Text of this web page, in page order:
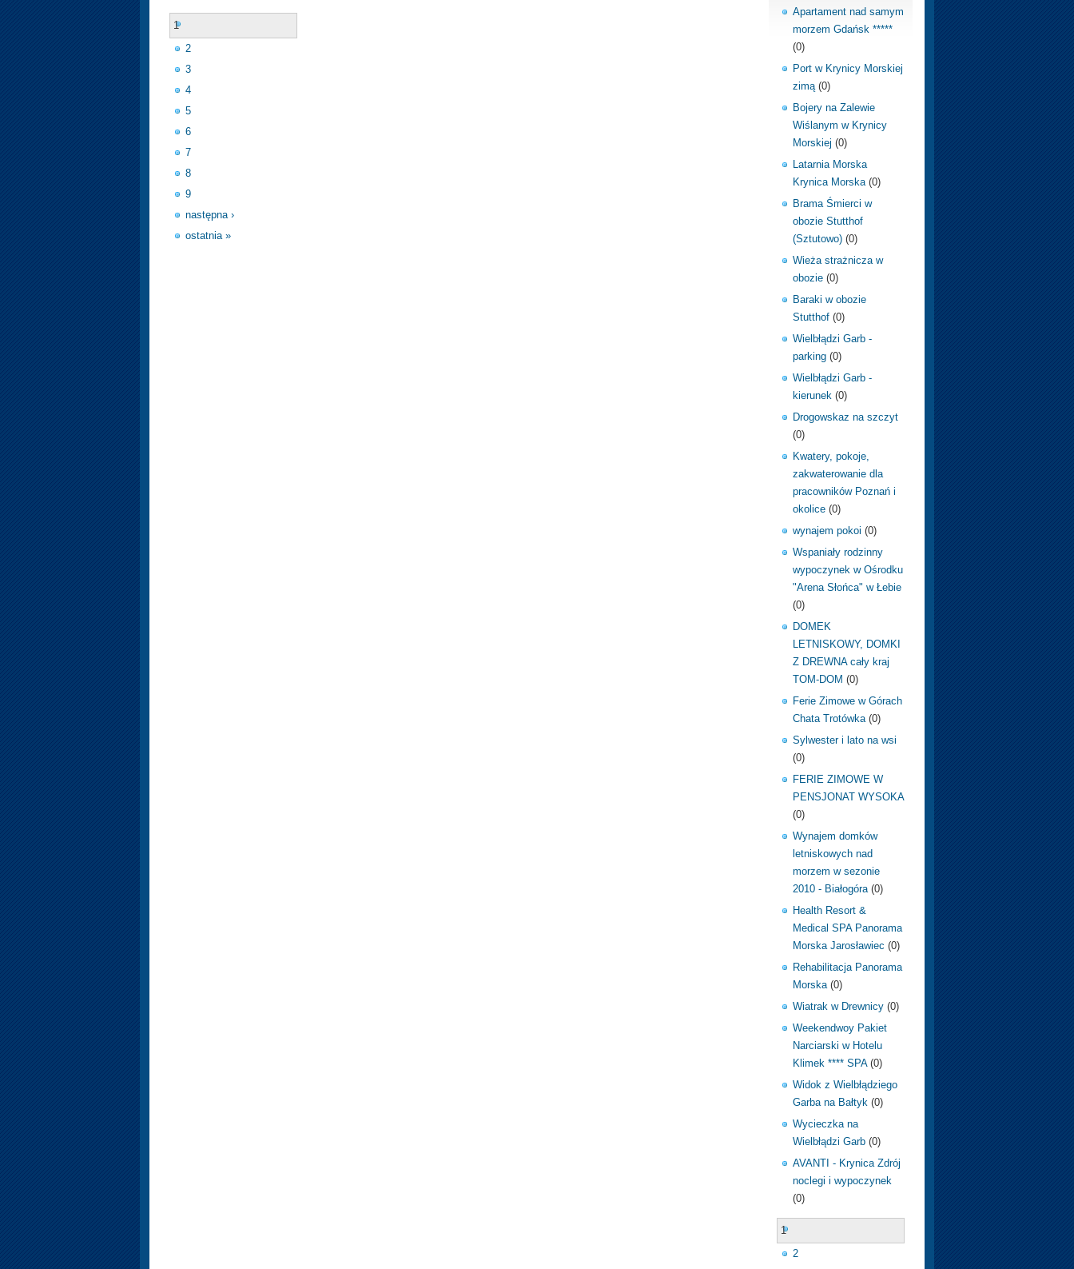
1
2
3
4
5
6
7
8
9
następna ›
ostatnia »
Apartament nad samym
morzem Gdańsk *****
(0)
Port w Krynicy Morskiej
zimą (0)
Bojery na Zalewie
Wiślanym w Krynicy
Morskiej (0)
Latarnia Morska
Krynica Morska (0)
Brama Śmierci w
obozie Stutthof
(Sztutowo) (0)
Wieża strażnicza w
obozie(0)
Baraki w obozie
Stutthof (0)
Wielbłądzi Garb -
parking (0)
Wielbłądzi Garb -
kierunek (0)
Drogowskaz na szczyt
(0)
Kwatery, pokoje,
zakwaterowanie dla
pracowników Poznań i
okolice (0)
wynajem pokoi (0)
Wspaniały rodzinny
wypoczynek w Ośrodku
"Arena Słońca" w Łebie
(0)
DOMEK
LETNISKOWY, DOMKI
Z DREWNA cały kraj
TOM-DOM (0)
Ferie Zimowe w Górach
Chata Trotówka (0)
Sylwester i lato na wsi
(0)
FERIE ZIMOWE W
PENSJONAT WYSOKA
(0)
Wynajem domków
letniskowych nad
morzem w sezonie
2010 - Białogóra (0)
Health Resort &
Medical SPA Panorama
Morska Jarosławiec (0)
Rehabilitacja Panorama
Morska (0)
Wiatrak w Drewnicy (0)
Weekendwoy Pakiet
Narciarski w Hotelu
Klimek **** SPA (0)
Widok z Wielbłądziego
Garba na Bałtyk (0)
Wycieczka na
Wielbłądzi Garb (0)
AVANTI - Krynica Zdrój
noclegi i wypoczynek
(0)
1
2